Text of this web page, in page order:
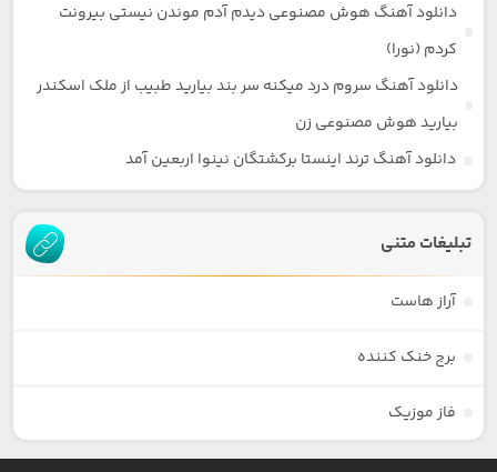
دانلود آهنگ هوش مصنوعی دیدم آدم موندن نیستی بیرونت
کردم (نورا)
دانلود آهنگ سروم درد میکنه سر بند بیارید طبیب از ملک اسکندر
بیارید هوش مصنوعی زن
دانلود آهنگ ترند اینستا برکشتگان نینوا اربعین آمد
تبلیغات متنی
آراز هاست
برج خنک کننده
فاز موزیک